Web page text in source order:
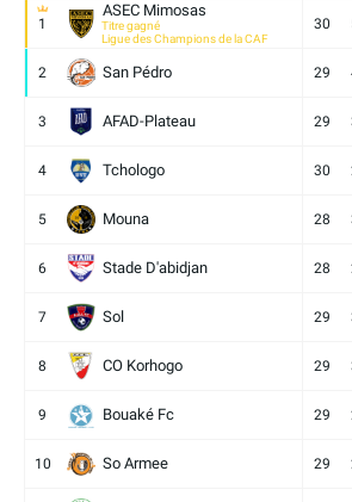
1
ASEC Mimosas
Titre gagné
Ligue des Champions de la CAF
30
2 San Pédro 29
3 AFAD-Plateau 29
4 Tchologo 30
5 Mouna 28
6 Stade D'abidjan 28
7 Sol 29
8 CO Korhogo 29
9 Bouaké Fc 29
10 So Armee 29